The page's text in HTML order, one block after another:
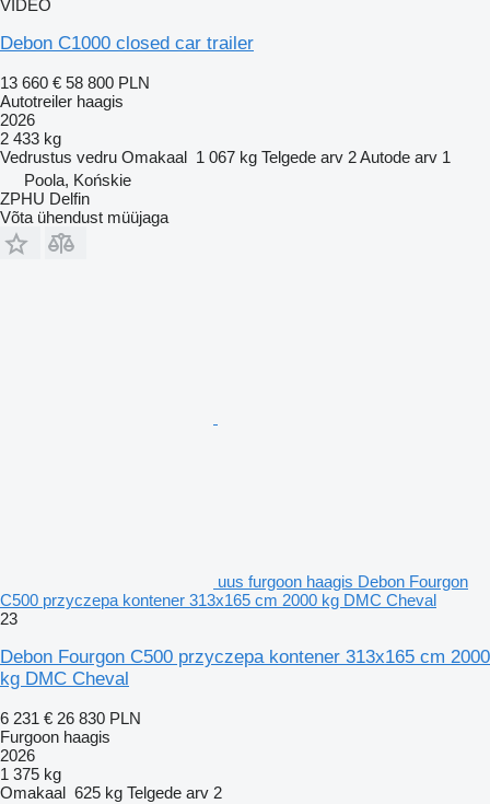
VIDEO
Debon C1000 closed car trailer
13 660 € 58 800 PLN
Autotreiler haagis
2026
2 433 kg
Vedrustus vedru Omakaal 1 067 kg Telgede arv 2Autode arv 1
Poola, Końskie
ZPHU Delfin
Võta ühendust müüjaga
uus furgoon haagis Debon Fourgon
C500 przyczepa kontener 313x165 cm 2000 kg DMC Cheval
23
Debon Fourgon C500 przyczepa kontener 313x165 cm 2000
kg DMC Cheval
6 231 € 26 830 PLN
Furgoon haagis
2026
1 375 kg
Omakaal 625 kg Telgede arv 2